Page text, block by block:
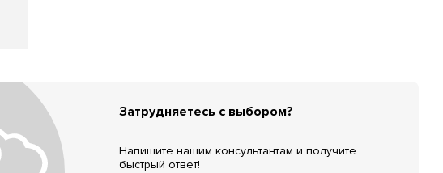
Затрудняетесь с выбором?
Напишите нашим консультантам и получите
быстрый ответ!